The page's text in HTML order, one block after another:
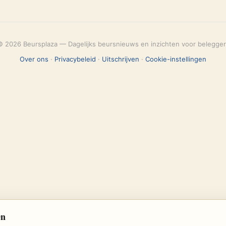
2026 Beursplaza — Dagelijks beursnieuws en inzichten voor
Over ons · Privacybeleid · Uitschrijven · Cookie-instellingen